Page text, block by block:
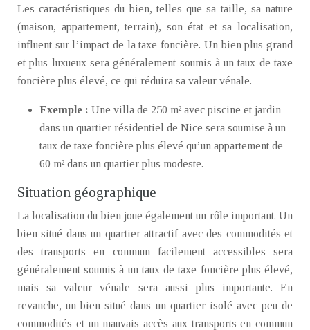
Les caractéristiques du bien, telles que sa taille, sa nature
(maison, appartement, terrain), son état et sa localisation,
influent sur l’impact de la taxe foncière. Un bien plus grand
et plus luxueux sera généralement soumis à un taux de taxe
foncière plus élevé, ce qui réduira sa valeur vénale.
Exemple : Une villa de 250 m² avec piscine et jardin
dans un quartier résidentiel de Nice sera soumise à un
taux de taxe foncière plus élevé qu’un appartement de
60 m² dans un quartier plus modeste.
Situation géographique
La localisation du bien joue également un rôle important. Un
bien situé dans un quartier attractif avec des commodités et
des transports en commun facilement accessibles sera
généralement soumis à un taux de taxe foncière plus élevé,
mais sa valeur vénale sera aussi plus importante. En
revanche, un bien situé dans un quartier isolé avec peu de
commodités et un mauvais accès aux transports en commun